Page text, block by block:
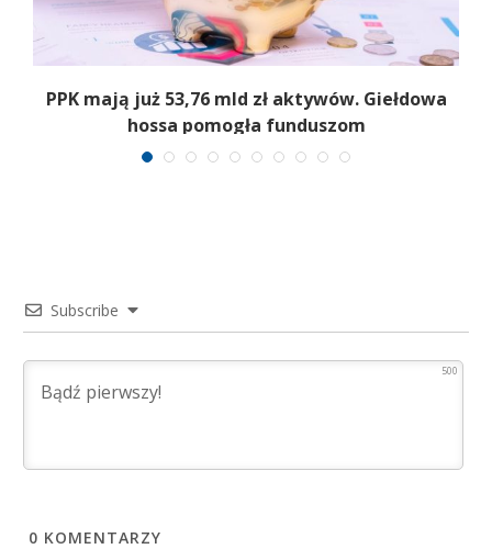
PPK mają już 53,76 mld zł aktywów. Giełdowa
hossa pomogła funduszom
Subscribe
500
0 KOMENTARZY